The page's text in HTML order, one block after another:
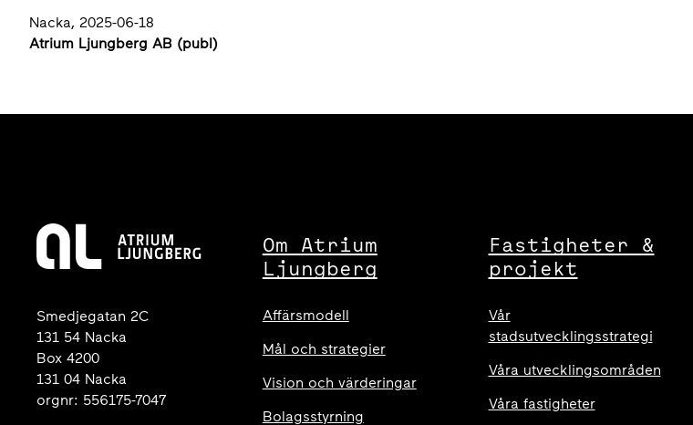
Nacka, 2025-06-18
Atrium Ljungberg AB (publ)
Smedjegatan 2C
131 54 Nacka
Box 4200
131 04 Nacka
orgnr: 556175-7047
Om Atrium
Ljungberg
Affärsmodell
Mål och strategier
Vision och värderingar
Bolagsstyrning
Fastigheter &
projekt
Vår
stadsutvecklingsstrategi
Våra utvecklingsområden
Våra fastigheter